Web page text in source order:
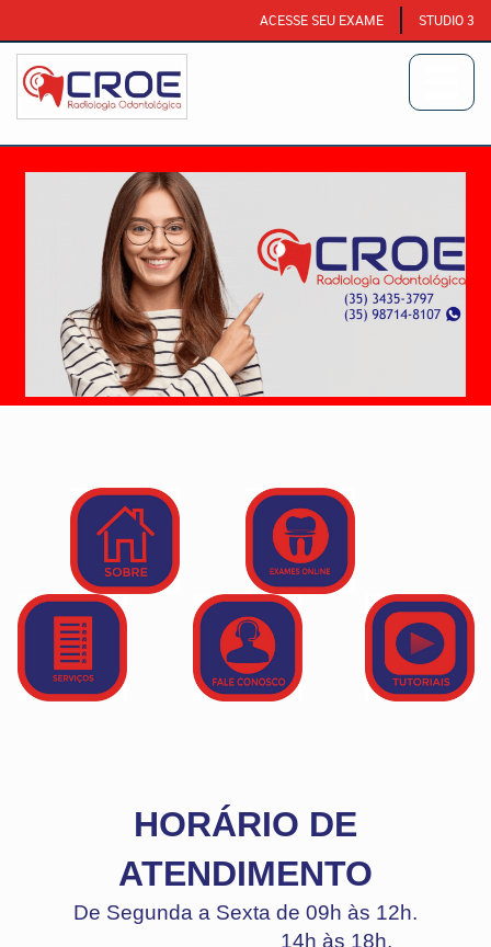
ACESSE SEU EXAME STUDIO 3
HORÁRIO DE
ATENDIMENTO
De Segunda a Sexta de 09h às 12h.
14h às 18h.